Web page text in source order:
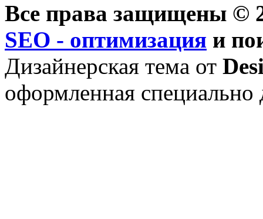
Все права защищены ©
SEO - оптимизация и
Дизайнерская тема от
оформленная